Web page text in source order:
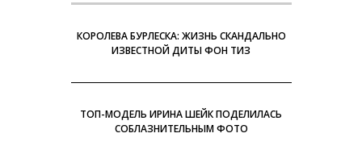
КОРОЛЕВА БУРЛЕСКА: ЖИЗНЬ СКАНДАЛЬНО
ИЗВЕСТНОЙ ДИТЫ ФОН ТИЗ
ТОП-МОДЕЛЬ ИРИНА ШЕЙК ПОДЕЛИЛАСЬ
СОБЛАЗНИТЕЛЬНЫМ ФОТО